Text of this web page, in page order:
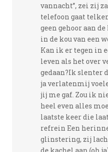
vannacht”, zei zij
telefoon gaat
geen gehoor aan
in de kou van een
Kan ik er tegen in
leven als het over
gedaan?Ik slenter
ja verlatenmij
jij me gaf. Zou ik
heel even alles
laatste keer die
refrein Een
glinstering, zij